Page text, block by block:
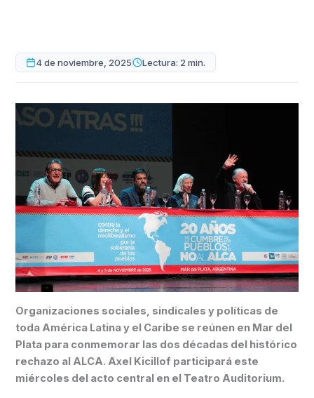
4 de noviembre, 2025 Lectura: 2 min.
Organizaciones sociales, sindicales y políticas de
toda América Latina y el Caribe se reúnen en Mar del
Plata para conmemorar las dos décadas del histórico
rechazo al ALCA. Axel Kicillof participará este
miércoles del acto central en el Teatro Auditorium.